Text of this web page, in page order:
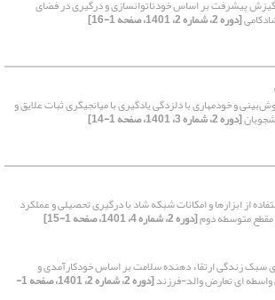
مدل‌یابی ساختاری انگیزش پیشرفت بر اساس خودناتوان‎سازی و درگیری در فضای
[دوره 2، شماره 2، 1401، صفحه 1-16]
و خودمهاری با دلزدگی یادگیری با میانجیگری ثبات علایق و
[دوره 2، شماره 3، 1401، صفحه 1-14]
از ابزارها و امکانات شبکه شاد با درگیری تحصیلی و عملکرد
[دوره 2، شماره 4، 1401، صفحه 1-15]
سبک زندگی ارتقاء دهنده سلامت بر اساس خودکارآمدی و
ای تعارض والد-فرزند [دوره 2، شماره 2، 1401، صفحه 1-